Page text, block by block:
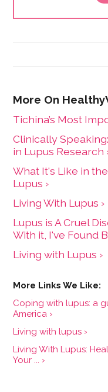
Tichina’s Most
Clinically
in Lupus Research
What It's Like in
Lupus ›
Living With Lupus ›
​Lupus is A Cruel
With it, I've Found
Living with Lupus ›
Coping with lupus: a
America ›
Living with lupus ›
Living With Lupus:
Your ... ›